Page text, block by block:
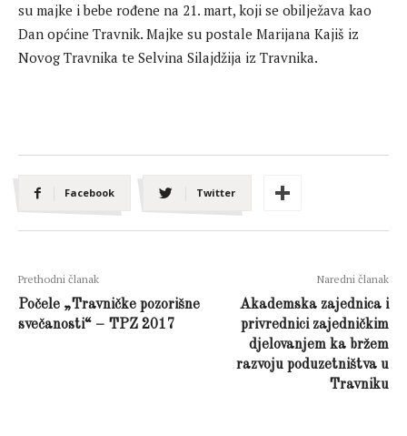
su majke i bebe rođene na 21. mart, koji se obilježava kao
Dan općine Travnik. Majke su postale Marijana Kajiš iz
Novog Travnika te Selvina Silajdžija iz Travnika.
Facebook Twitter
Prethodni članak
Počele „Travničke pozorišne
svečanosti“ – TPZ 2017
Naredni članak
Akademska zajednica i
privrednici zajedničkim
djelovanjem ka bržem
razvoju poduzetništva u
Travniku